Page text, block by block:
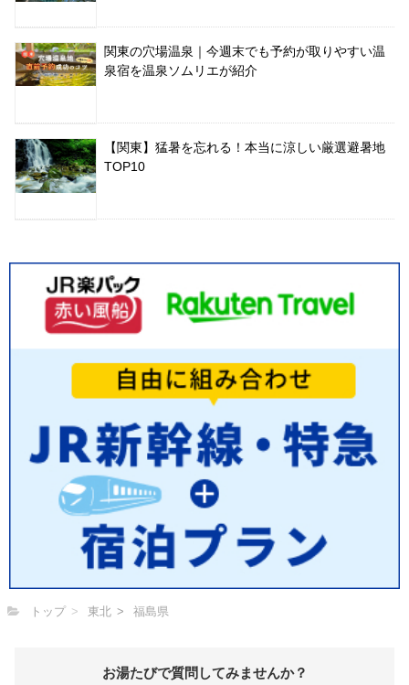
関東の穴場温泉｜今週末でも予約が取りやすい温
泉宿を温泉ソムリエが紹介
【関東】猛暑を忘れる！本当に涼しい厳選避暑地
TOP10
トップ 東北 福島県
お湯たびで質問してみませんか？